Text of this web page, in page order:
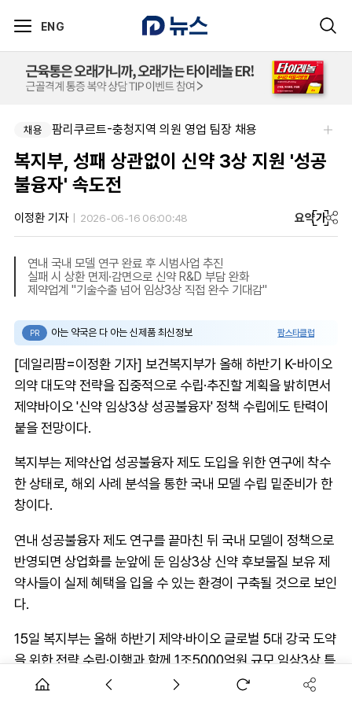
ENG
채용 팜리쿠르트-충청지역 의원 영업 팀장 채용
복지부, 성패 상관없이 신약 3상 지원 '성공
불융자' 속도전
이정환 기자 2026-06-16 06:00:48 요약가
연내 국내 모델 연구 완료 후 시범사업 추진
실패 시 상환 면제·감면으로 신약 R&D 부담 완화
제약업계 "기술수출 넘어 임상3상 직접 완수 기대감"
PR 아는 약국은 다 아는 신제품 최신정보 팜스타클럽
[데일리팜=이정환 기자] 보건복지부가 올해 하반기 K-바이오
의약 대도약 전략을 집중적으로 수립·추진할 계획을 밝히면서
제약바이오 '신약 임상3상 성공불융자' 정책 수립에도 탄력이
붙을 전망이다.
복지부는 제약산업 성공불융자 제도 도입을 위한 연구에 착수
한 상태로, 해외 사례 분석을 통한 국내 모델 수립 밑준비가 한
창이다.
연내 성공불융자 제도 연구를 끝마친 뒤 국내 모델이 정책으로
반영되면 상업화를 눈앞에 둔 임상3상 신약 후보물질 보유 제
약사들이 실제 혜택을 입을 수 있는 환경이 구축될 것으로 보인
다.
15일 복지부는 올해 하반기 제약·바이오 글로벌 5대 강국 도약
을 위한 전략 수립·이행과 함께 1조5000억원 규모 임상3상 특
화펀드를 조성하고 K-바이오·백신 펀드를 확대할 방침이라고